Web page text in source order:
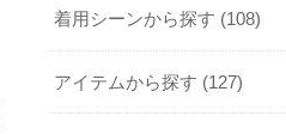
着用シーンから探す (108)
アイテムから探す (127)